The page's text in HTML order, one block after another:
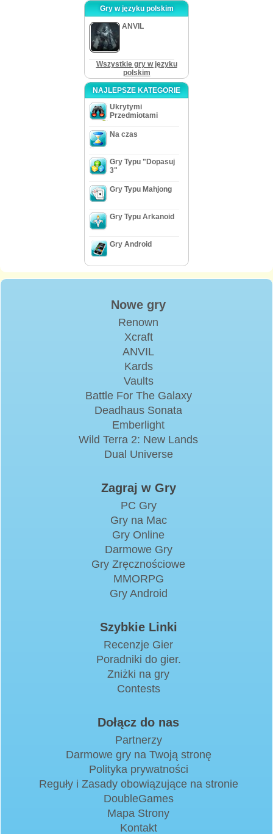
Gry w języku polskim
ANVIL
Wszystkie gry w języku
polskim
NAJLEPSZE KATEGORIE
Ukrytymi
Przedmiotami
Na czas
Gry Typu "Dopasuj
3"
Gry Typu Mahjong
Gry Typu Arkanoid
Gry Android
Nowe gry
Renown
Xcraft
ANVIL
Kards
Vaults
Battle For The Galaxy
Deadhaus Sonata
Emberlight
Wild Terra 2: New Lands
Dual Universe
Zagraj w Gry
PC Gry
Gry na Mac
Gry Online
Darmowe Gry
Gry Zręcznościowe
MMORPG
Gry Android
Szybkie Linki
Recenzje Gier
Poradniki do gier.
Zniżki na gry
Contests
Dołącz do nas
Partnerzy
Darmowe gry na Twoją stronę
Polityka prywatności
Reguły i Zasady obowiązujące na stronie
DoubleGames
Mapa Strony
Kontakt